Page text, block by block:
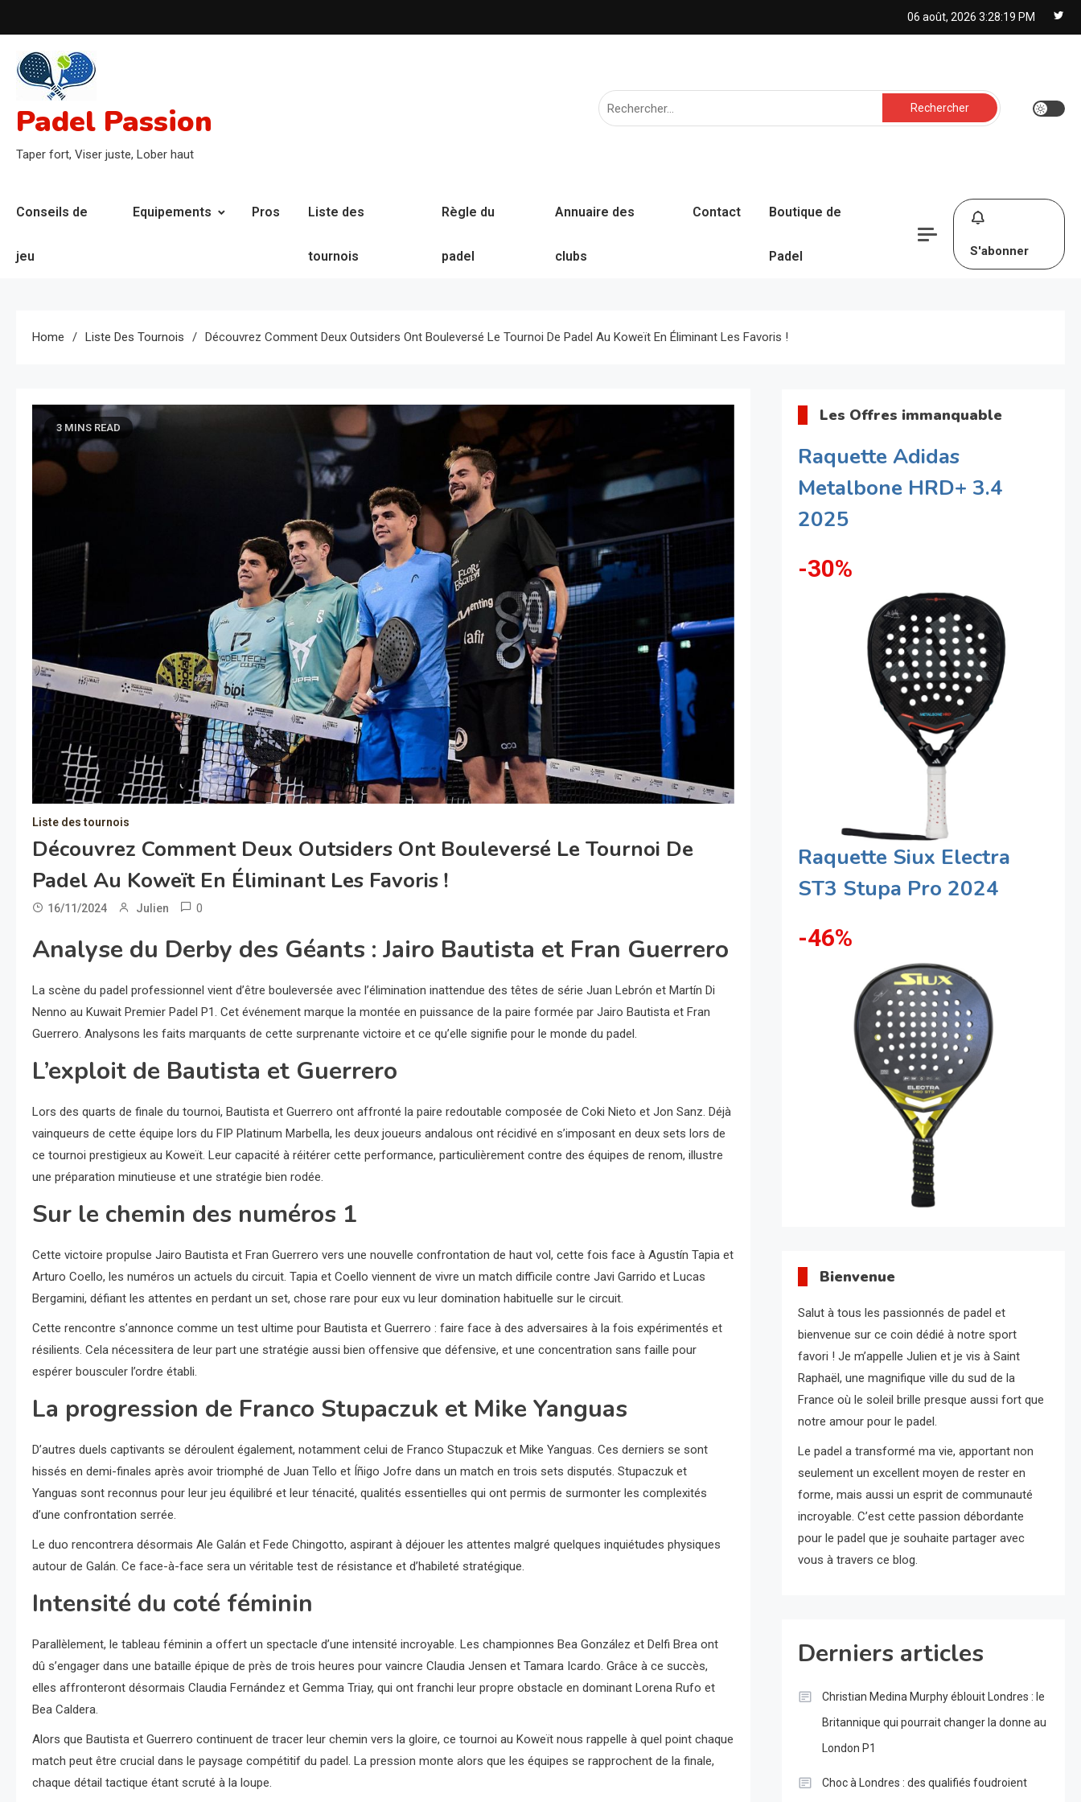
to
content
06 août, 2026 3:28:20 PM
Padel Passion
Taper fort, Viser juste, Lober haut
Rechercher :
Conseils de
jeu
Equipements Pros Liste des
tournois
Règle du
padel
Annuaire des
clubs
Contact Boutique de
Padel S'abonner
Home Liste Des Tournois Découvrez Comment Deux Outsiders Ont Bouleversé Le Tournoi De Padel Au Koweït En Éliminant Les Favoris !
3 MINS READ
Liste des tournois
Découvrez Comment Deux Outsiders Ont Bouleversé Le Tournoi De
Padel Au Koweït En Éliminant Les Favoris !
16/11/2024 Julien 0
Analyse du Derby des Géants : Jairo Bautista et Fran Guerrero
La scène du padel professionnel vient d’être bouleversée avec l’élimination inattendue des têtes de série Juan Lebrón et Martín Di
Nenno au Kuwait Premier Padel P1. Cet événement marque la montée en puissance de la paire formée par Jairo Bautista et Fran
Guerrero. Analysons les faits marquants de cette surprenante victoire et ce qu’elle signifie pour le monde du padel.
L’exploit de Bautista et Guerrero
Lors des quarts de finale du tournoi, Bautista et Guerrero ont affronté la paire redoutable composée de Coki Nieto et Jon Sanz. Déjà
vainqueurs de cette équipe lors du FIP Platinum Marbella, les deux joueurs andalous ont récidivé en s’imposant en deux sets lors de
ce tournoi prestigieux au Koweït. Leur capacité à réitérer cette performance, particulièrement contre des équipes de renom, illustre
une préparation minutieuse et une stratégie bien rodée.
Sur le chemin des numéros 1
Cette victoire propulse Jairo Bautista et Fran Guerrero vers une nouvelle confrontation de haut vol, cette fois face à Agustín Tapia et
Arturo Coello, les numéros un actuels du circuit. Tapia et Coello viennent de vivre un match difficile contre Javi Garrido et Lucas
Bergamini, défiant les attentes en perdant un set, chose rare pour eux vu leur domination habituelle sur le circuit.
Cette rencontre s’annonce comme un test ultime pour Bautista et Guerrero : faire face à des adversaires à la fois expérimentés et
résilients. Cela nécessitera de leur part une stratégie aussi bien offensive que défensive, et une concentration sans faille pour
espérer bousculer l’ordre établi.
La progression de Franco Stupaczuk et Mike Yanguas
D’autres duels captivants se déroulent également, notamment celui de Franco Stupaczuk et Mike Yanguas. Ces derniers se sont
hissés en demi-finales après avoir triomphé de Juan Tello et Íñigo Jofre dans un match en trois sets disputés. Stupaczuk et
Yanguas sont reconnus pour leur jeu équilibré et leur ténacité, qualités essentielles qui ont permis de surmonter les complexités
d’une confrontation serrée.
Le duo rencontrera désormais Ale Galán et Fede Chingotto, aspirant à déjouer les attentes malgré quelques inquiétudes physiques
autour de Galán. Ce face-à-face sera un véritable test de résistance et d’habileté stratégique.
Intensité du coté féminin
Parallèlement, le tableau féminin a offert un spectacle d’une intensité incroyable. Les championnes Bea González et Delfi Brea ont
dû s’engager dans une bataille épique de près de trois heures pour vaincre Claudia Jensen et Tamara Icardo. Grâce à ce succès,
elles affronteront désormais Claudia Fernández et Gemma Triay, qui ont franchi leur propre obstacle en dominant Lorena Rufo et
Bea Caldera.
Alors que Bautista et Guerrero continuent de tracer leur chemin vers la gloire, ce tournoi au Koweït nous rappelle à quel point chaque
match peut être crucial dans le paysage compétitif du padel. La pression monte alors que les équipes se rapprochent de la finale,
chaque détail tactique étant scruté à la loupe.
Les Offres immanquable
Raquette Adidas
Metalbone HRD+ 3.4
2025
-30%
Raquette Siux Electra
ST3 Stupa Pro 2024
-46%
Bienvenue
Salut à tous les passionnés de padel et
bienvenue sur ce coin dédié à notre sport
favori ! Je m’appelle Julien et je vis à Saint
Raphaël, une magnifique ville du sud de la
France où le soleil brille presque aussi fort que
notre amour pour le padel.
Le padel a transformé ma vie, apportant non
seulement un excellent moyen de rester en
forme, mais aussi un esprit de communauté
incroyable. C’est cette passion débordante
pour le padel que je souhaite partager avec
vous à travers ce blog.
Derniers articles
Christian Medina Murphy éblouit Londres : le
Britannique qui pourrait changer la donne au
London P1
Choc à Londres : des qualifiés foudroient